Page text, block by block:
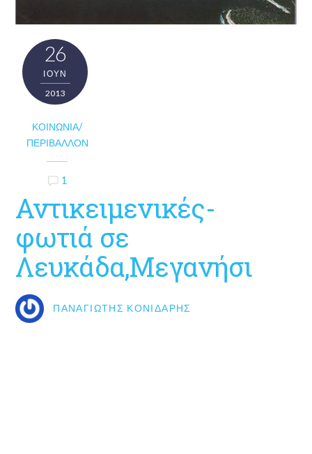
26
ΙΟΎΝ
2013
ΚΟΙΝΩΝΊΑ/
ΠΕΡΙΒΆΛΛΟΝ
1
Αντικειμενικές-
φωτιά σε
Λευκάδα,Μεγανήσι
ΠΑΝΑΓΙΏΤΗΣ ΚΟΝΙΔΆΡΗΣ